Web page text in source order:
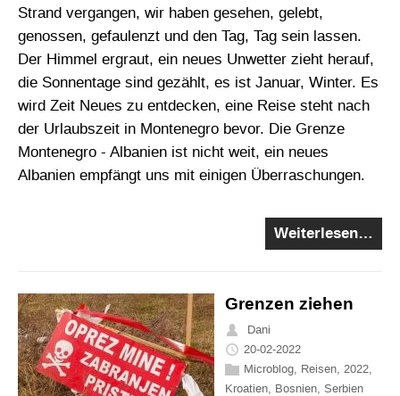
Strand vergangen, wir haben gesehen, gelebt,
genossen, gefaulenzt und den Tag, Tag sein lassen.
Der Himmel ergraut, ein neues Unwetter zieht herauf,
die Sonnentage sind gezählt, es ist Januar, Winter. Es
wird Zeit Neues zu entdecken, eine Reise steht nach
der Urlaubszeit in Montenegro bevor. Die Grenze
Montenegro - Albanien ist nicht weit, ein neues
Albanien empfängt uns mit einigen Überraschungen.
Weiterlesen…
Grenzen ziehen
Dani
20-02-2022
Microblog, Reisen, 2022,
Kroatien, Bosnien, Serbien